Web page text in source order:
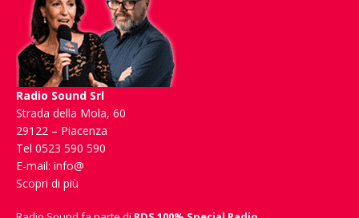
Radio Sound Srl
Strada della Mola, 60
29122 – Piacenza
Tel 0523 590 590
E-mail: info@
Scopri di più